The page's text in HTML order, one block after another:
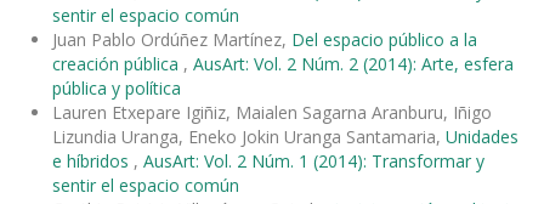
sentir el espacio común
Juan Pablo Ordúñez Martínez, Del espacio público a la
creación pública , AusArt: Vol. 2 Núm. 2 (2014): Arte, esfera
pública y política
Lauren Etxepare Igiñiz, Maialen Sagarna Aranburu, Iñigo
Lizundia Uranga, Eneko Jokin Uranga Santamaria, Unidades
e híbridos , AusArt: Vol. 2 Núm. 1 (2014): Transformar y
sentir el espacio común